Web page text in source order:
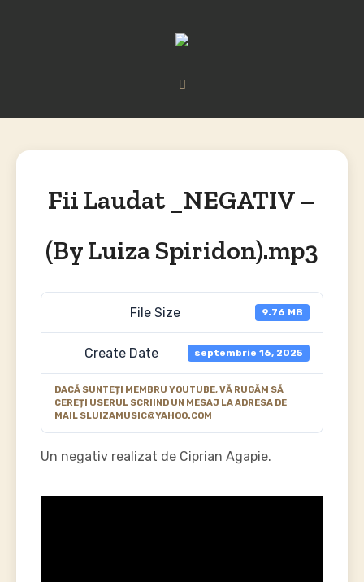
Fii Laudat _NEGATIV –
(By Luiza Spiridon).mp3
File Size 9.76 MB
Create Date septembrie 16, 2025
DACĂ SUNTEȚI MEMBRU YOUTUBE, VĂ RUGĂM SĂ
CEREȚI USERUL SCRIIND UN MESAJ LA ADRESA DE
MAIL SLUIZAMUSIC@YAHOO.COM
Un negativ realizat de Ciprian Agapie.